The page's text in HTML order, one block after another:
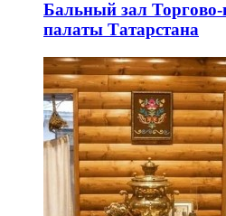
Бальный зал
палаты Татарстана